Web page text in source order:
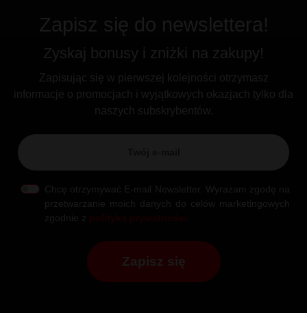
Zapisz się do newslettera!
Zyskaj bonusy i zniżki na zakupy!
Zapisując się w pierwszej kolejności otrzymasz
informacje o promocjach i wyjątkowych okazjach tylko dla
naszych subskrybentów.
Chcę otrzymywać E-mail Newsletter. Wyrażam zgodę na
przetwarzanie moich danych do celów marketingowych
zgodnie z polityką prywatności
Zapisz się